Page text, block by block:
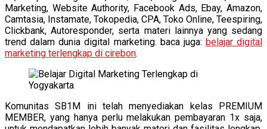
Marketing, Website Authority, Facebook Ads, Ebay, Amazon,
Camtasia, Instamate, Tokopedia, CPA, Toko Online, Teespiring,
Clickbank, Autoresponder, serta materi lainnya yang sedang
trend dalam dunia digital marketing. baca juga: belajar digital
marketing terlengkap di cirebon.
Komunitas SB1M ini telah menyediakan kelas PREMIUM
MEMBER, yang hanya perlu melakukan pembayaran 1x saja,